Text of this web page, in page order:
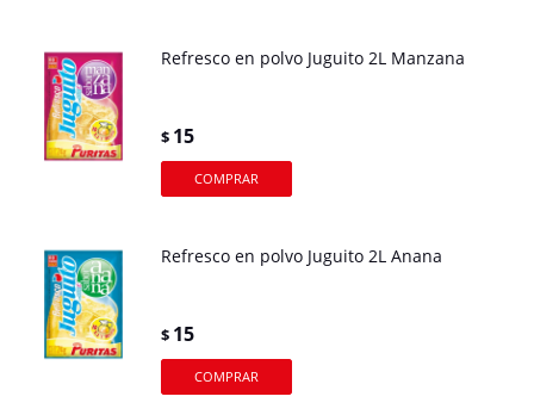
Refresco en polvo Juguito 2L Manzana
$ 15
Refresco en polvo Juguito 2L Anana
$ 15